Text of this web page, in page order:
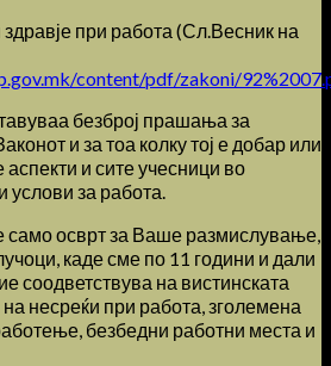
при работа (Сл.Весник на
content/pdf/zakoni/
безброј прашања за
и за тоа колку тој е добар или
аспекти и сите учесници во
за работа.
само осврт за Ваше размислување,
каде сме по 11 години и дали
соодветствува на вистинската
несреќи при работа, зголемена
безбедни работни места и